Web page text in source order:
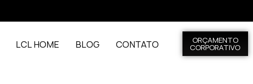
LCL HOME BLOG CONTATO ORÇAMENTO
CORPORATIVO